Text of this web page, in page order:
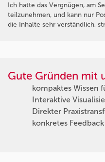
Ich hatte das Vergnügen, am
teilzunehmen, und kann nur
die Inhalte sehr verständlich,
Gute Gründen mit
kompaktes Wissen
Interaktive
Direkter
konkretes